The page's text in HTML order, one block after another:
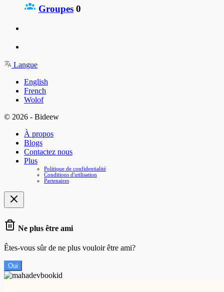
Groupes 0
Langue
English
French
Wolof
© 2026 - Bideew
À propos
Blogs
Contactez nous
Plus
Politique de confidentialité
Conditions d'utilisation
Partenaires
Ne plus être ami
Êtes-vous sûr de ne plus vouloir être ami?
Oui